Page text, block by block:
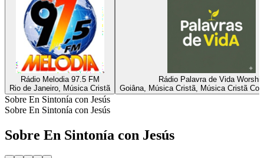
Rádio Melodia 97.5 FM
Rio de Janeiro, Música Cristã
Rádio Palavra de Vida Worship
Goiâna, Música Cristã, Música Cristã
Sobre En Sintonía con Jesús
Sobre En Sintonía con Jesús
Sobre En Sintonía con Jesús